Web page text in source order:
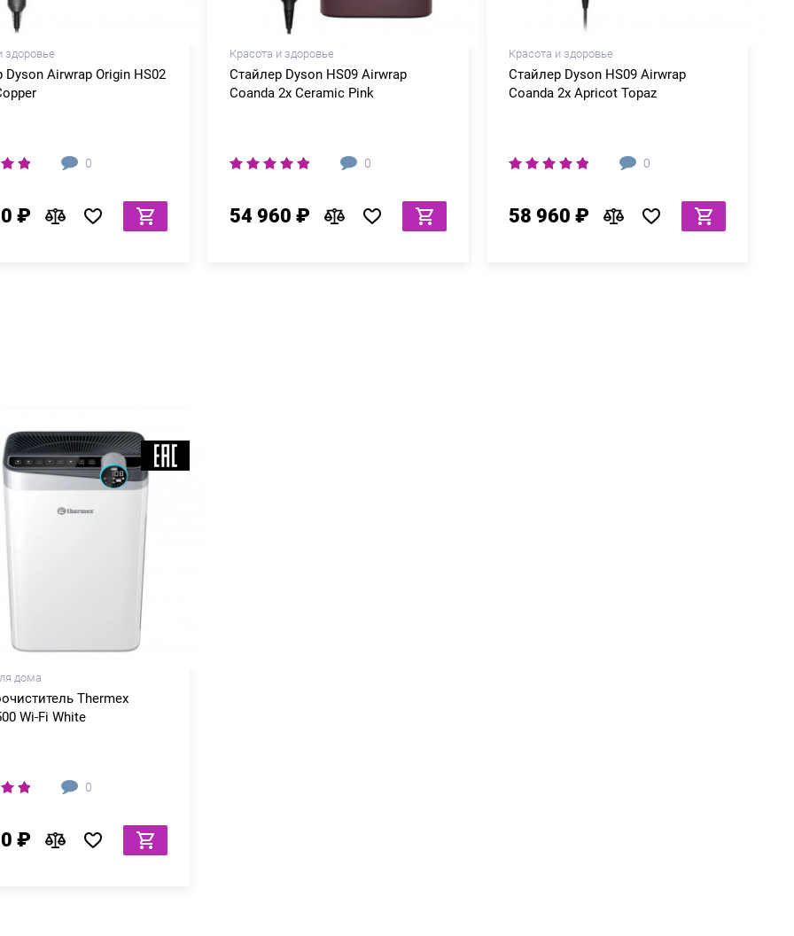
здоровье
Dyson Airwrap Origin HS02
0
₽
Красота и здоровье
Стайлер Dyson HS09 Airwrap
Coanda 2x Ceramic Pink
0
54 960 ₽
Красота и здоровье
Стайлер Dyson HS09 Airwrap
Coanda 2x Apricot Topaz
0
58 960 ₽
дома
Thermex
Wi-Fi White
0
₽